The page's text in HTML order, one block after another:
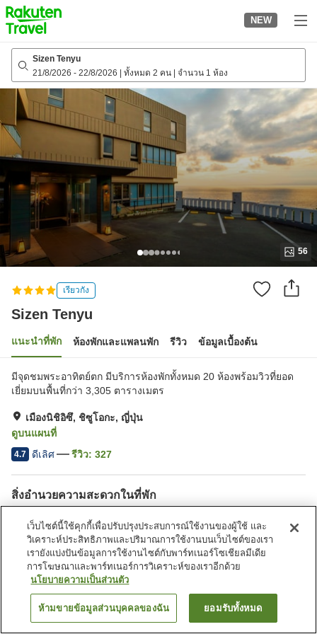
to
top
page
NEW
Sizen Tenyu
21/8/2026 - 22/8/2026 ทั้งหมด 2 คน จำนวน 1 ห้อง
56
เรียวกัง
Sizen Tenyu
แนะนำที่พัก ห้องพักและแพลนพัก รีวิว ข้อมูลเบื้องต้น
มีจุดชมพระอาทิตย์ตก มีบริการห้องพักทั้งหมด 20 ห้องพร้อมวิวที่ยอด
เยี่ยมบนพื้นที่กว่า 3,305 ตารางเมตร
เมืองนิชิอิซึ, ชิซูโอกะ, ญี่ปุ่น
ดูบนแผนที่
4.7 ดีเลิศ รีวิว: 327
สิ่งอำนวยความสะดวกในที่พัก
ตู้จำหน่ายอัตโนมัติ
ร้านค้า
หน้าแรก ญี่ปุ่น ชิซูโอกะ เมืองนิชิอิซึ Sizen Tenyu
ค้นหาห้องพัก
เว็บไซต์นี้ใช้คุกกี้เพื่อปรับปรุงประสบการณ์ใช้งานของผู้ใช้ และ
วิเคราะห์ประสิทธิภาพและปริมาณการใช้งานบนเว็บไซต์ของเรา
เรายังแบ่งปันข้อมูลการใช้งานไซต์กับพาร์ทเนอร์โซเชียลมีเดีย
การโฆษณาและพาร์ทเนอร์การวิเคราะห์ของเราอีกด้วย
นโยบายความเป็นส่วนตัว
ห้ามขายข้อมูลส่วนบุคคลของฉัน ยอมรับทั้งหมด